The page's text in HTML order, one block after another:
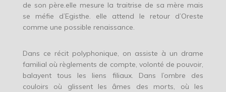
de son père.elle mesure la traitrise de sa mère mais
se méfie d’Egisthe. elle attend le retour d’Oreste
comme une possible renaissance.
Dans ce récit polyphonique, on assiste à un drame
familial où règlements de compte, volonté de pouvoir,
balayent tous les liens filiaux. Dans l’ombre des
couloirs où glissent les âmes des morts, où les